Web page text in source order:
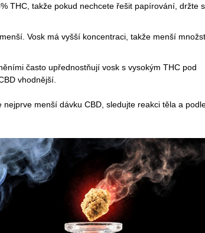
THC, takže pokud nechcete řešit papírování, držte
Vosk má vyšší koncentraci, takže menší
často upřednostňují vosk s vysokým THC pod
vhodnější.
menší dávku CBD, sledujte reakci těla a